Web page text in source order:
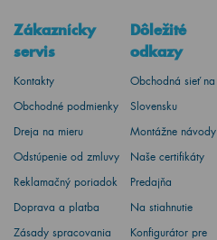
Zákaznícky
servis
Kontakty
Obchodné podmienky
Dreja na mieru
Odstúpenie od zmluvy
Reklamačný poriadok
Doprava a platba
Zásady spracovania
Dôležité
odkazy
Obchodná sieť na
Slovensku
Montážne návody
Naše certifikáty
Predajňa
Na stiahnutie
Konfigurátor pre